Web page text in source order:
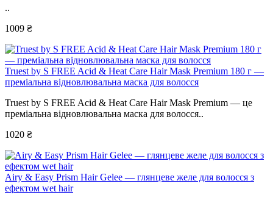
..
1009 ₴
Truest by S FREE Acid & Heat Care Hair Mask Premium 180 г —
преміальна відновлювальна маска для волосся
Truest by S FREE Acid & Heat Care Hair Mask Premium — це
преміальна відновлювальна маска для волосся..
1020 ₴
Airy & Easy Prism Hair Gelee — глянцеве желе для волосся з
ефектом wet hair